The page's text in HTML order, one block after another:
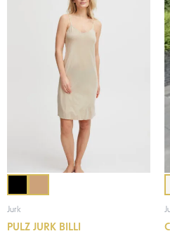
Jurk
PULZ JURK BILLI